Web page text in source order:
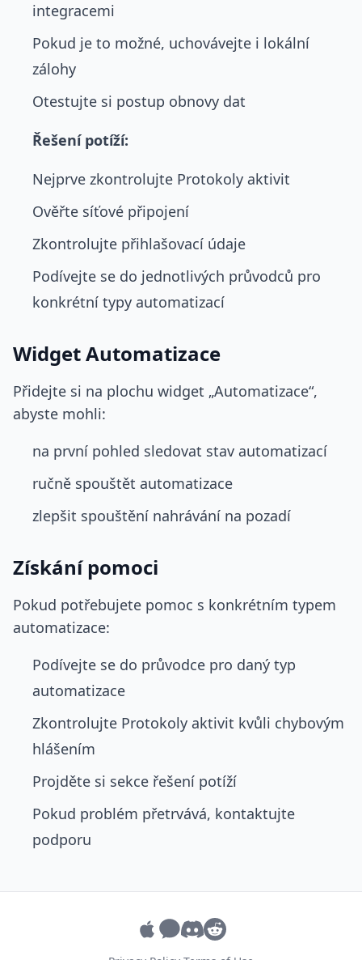
integracemi
Pokud je to možné, uchovávejte i lokální
zálohy
Otestujte si postup obnovy dat
Řešení potíží:
Nejprve zkontrolujte Protokoly aktivit
Ověřte síťové připojení
Zkontrolujte přihlašovací údaje
Podívejte se do jednotlivých průvodců pro
konkrétní typy automatizací
Widget Automatizace
Přidejte si na plochu widget „Automatizace“,
abyste mohli:
na první pohled sledovat stav automatizací
ručně spouštět automatizace
zlepšit spouštění nahrávání na pozadí
Získání pomoci
Pokud potřebujete pomoc s konkrétním typem
automatizace:
Podívejte se do průvodce pro daný typ
automatizace
Zkontrolujte Protokoly aktivit kvůli chybovým
hlášením
Projděte si sekce řešení potíží
Pokud problém přetrvává, kontaktujte
podporu